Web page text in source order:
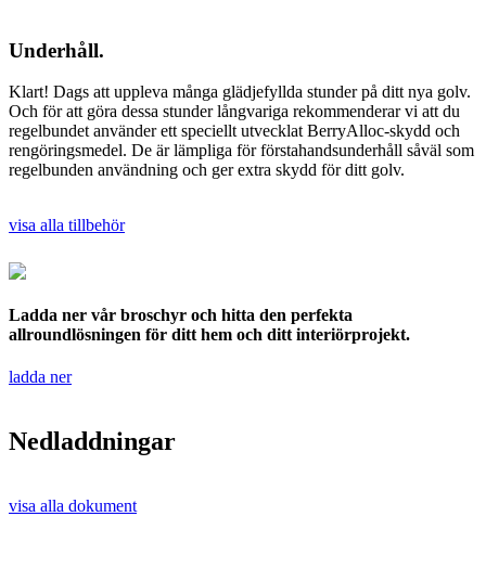
Underhåll.
Klart! Dags att uppleva många glädjefyllda stunder på ditt nya golv.
Och för att göra dessa stunder långvariga rekommenderar vi att du
regelbundet använder ett speciellt utvecklat BerryAlloc-skydd och
rengöringsmedel. De är lämpliga för förstahandsunderhåll såväl som
regelbunden användning och ger extra skydd för ditt golv.
visa alla tillbehör
Ladda ner vår broschyr och hitta den perfekta
allroundlösningen för ditt hem och ditt interiörprojekt.
ladda ner
Nedladdningar
visa alla dokument